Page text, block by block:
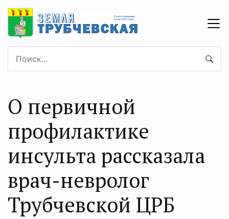
О первичной
профилактике
инсульта рассказала
врач-невролог
Трубчевской ЦРБ